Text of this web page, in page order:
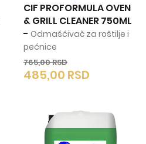
CIF PROFORMULA OVEN
& GRILL CLEANER 750ML
- Odmašćivač za roštilje i
pećnice
765,00RSD
485,00 RSD